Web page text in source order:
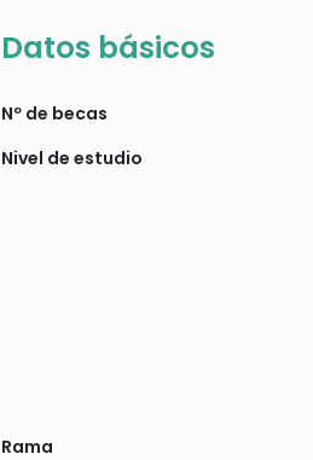
Datos básicos
Nº de becas
Nivel de estudio
Rama